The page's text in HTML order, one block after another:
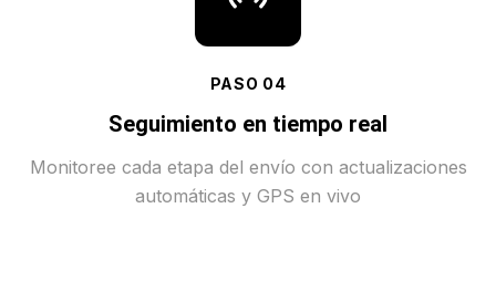
PASO 04
Seguimiento en tiempo real
Monitoree cada etapa del envío con actualizaciones
automáticas y GPS en vivo